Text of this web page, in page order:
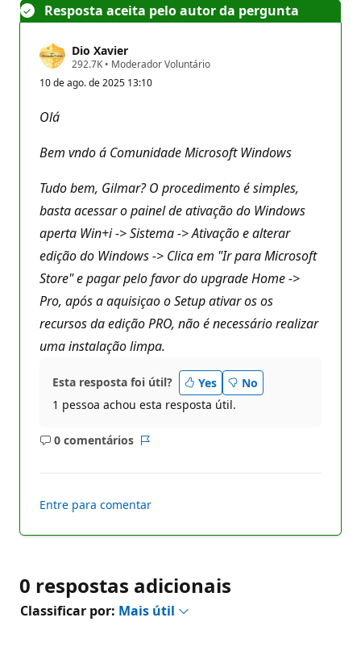
Resposta aceita pelo autor da pergunta
Dio Xavier
292.7K P
n
e
r
p
u
t
ç
o
• Moderador Voluntário
10 de ago. de 2025 13:10
Olá
Bem vndo á Comunidade Microsoft Windows
Tudo bem, Gilmar? O procedimento é simples,
basta acessar o painel de ativação do Windows
aperta Win+i -> Sistema -> Ativação e alterar
edição do Windows -> Clica em "Ir para Microsoft
Store" e pagar pelo favor do upgrade Home ->
Pro, após a aquisiçao o Setup ativar os os
recursos da edição PRO, não é necessário realizar
uma instalação limpa.
Esta resposta foi útil? Yes
No
1 pessoa achou esta resposta útil.
0 comentários
Sem
Entre para comentar
0 respostas adicionais
Classificar por: Mais útil